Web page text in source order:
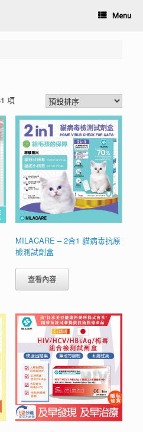
Menu
項
MILACARE – 2合1 貓病毒抗原
檢測試劑盒
查看內容